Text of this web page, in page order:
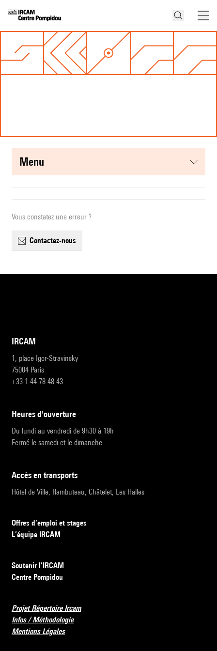
menu
Vous constatez une erreur ?
contactez-nous
IRCAM
1, place Igor-Stravinsky
75004 Paris
+33 1 44 78 48 43
heures d'ouverture
Du lundi au vendredi de 9h30 à 19h
Fermé le samedi et le dimanche
accès en transports
Hôtel de Ville, Rambuteau, Châtelet, Les Halles
Offres d’emploi et stages
L’équipe IRCAM
Soutenir l’IRCAM
Centre Pompidou
Projet Répertoire Ircam
Infos / Méthodologie
Mentions Légales